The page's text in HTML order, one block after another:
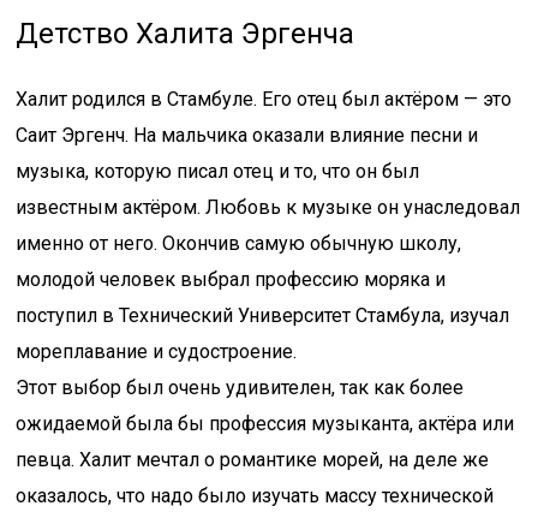
Детство Халита Эргенча
Халит родился в Стамбуле. Его отец был актёром — это
Саит Эргенч. На мальчика оказали влияние песни и
музыка, которую писал отец и то, что он был
известным актёром. Любовь к музыке он унаследовал
именно от него. Окончив самую обычную школу,
молодой человек выбрал профессию моряка и
поступил в Технический Университет Стамбула, изучал
мореплавание и судостроение.
Этот выбор был очень удивителен, так как более
ожидаемой была бы профессия музыканта, актёра или
певца. Халит мечтал о романтике морей, на деле же
оказалось, что надо было изучать массу технической